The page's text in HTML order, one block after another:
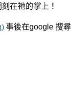
在祂的掌上！‬‬‬‬‬‬
事後在google 搜